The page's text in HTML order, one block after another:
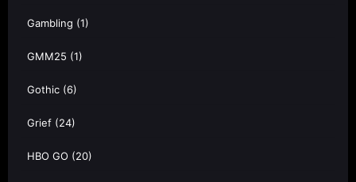
Gambling (1)
GMM25 (1)
Gothic (6)
Grief (24)
HBO GO (20)